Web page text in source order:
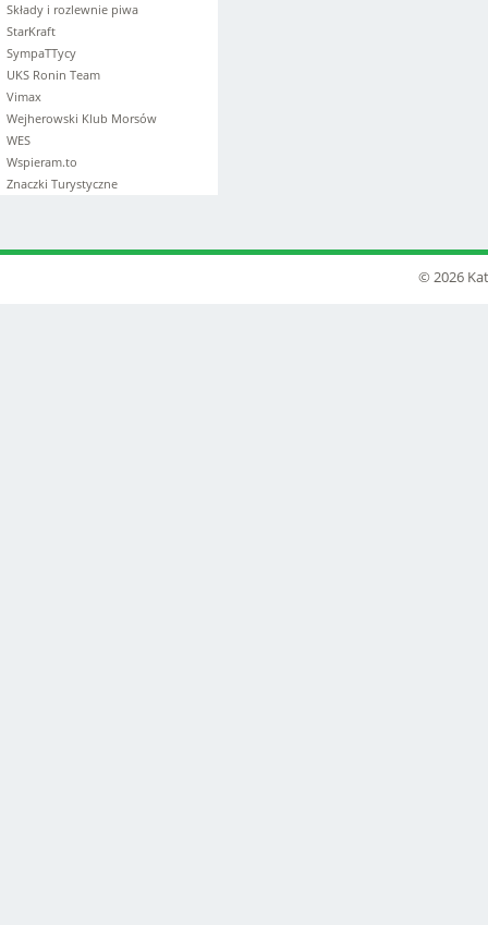
Składy i rozlewnie piwa
StarKraft
SympaTTycy
UKS Ronin Team
Vimax
Wejherowski Klub Morsów
WES
Wspieram.to
Znaczki Turystyczne
© 2026